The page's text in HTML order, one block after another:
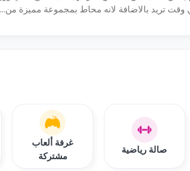
تريد بالاضافة لانه محاط بمجموعة مميزة من...
صالة رياضية
غرفة ألعاب
مشتركة